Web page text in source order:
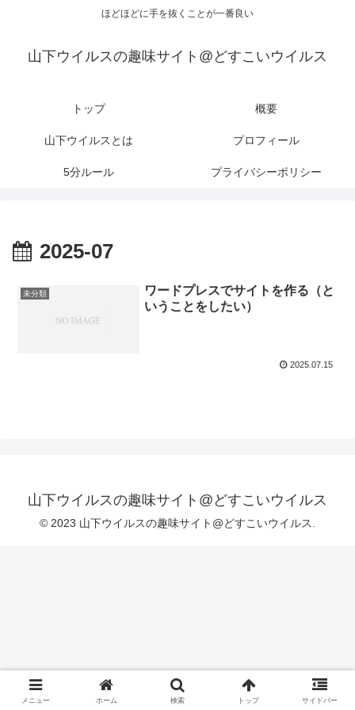
ほどほどに手を抜くことが一番良い
山下ウイルスの趣味サイト@どすこいウイルス
トップ 概要
山下ウイルスとは プロフィール
5分ルール プライバシーポリシー
2025-07
未分類
ワードプレスでサイトを作る（と
いうことをしたい）
2025.07.15
山下ウイルスの趣味サイト@どすこいウイルス
© 2023 山下ウイルスの趣味サイト@どすこいウイルス.
メニュー ホーム 検索 トップ サイドバー